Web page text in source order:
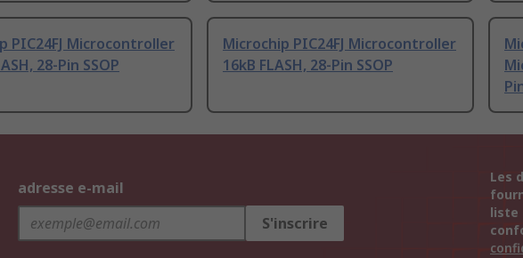
PIC24FJ Microcontroller
28-Pin SSOP
Microchip PIC24FJ Microcontroller
16kB FLASH, 28-Pin SSOP
adresse e-mail
S'inscrire
Les
liste